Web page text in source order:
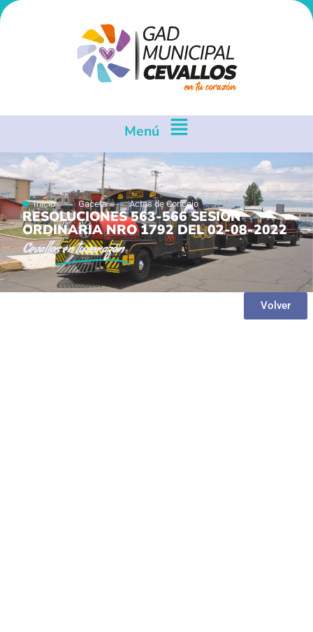
Menú
Inicio Gaceta Actas de Concejo
RESOLUCIONES 563-566 SESION
ORDINARIA NRO 1792 DEL 02-08-2022
Cevallosen tu corazón
Volver